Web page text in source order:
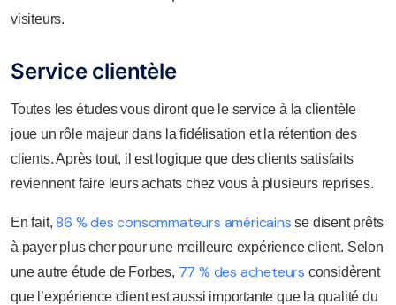
visiteurs.
Service clientèle
Toutes les études vous diront que le service à la clientèle
joue un rôle majeur dans la fidélisation et la rétention des
clients. Après tout, il est logique que des clients satisfaits
reviennent faire leurs achats chez vous à plusieurs reprises.
En fait,86 % des consommateurs américains se disent prêts
à payer plus cher pour une meilleure expérience client. Selon
une autre étude de Forbes, 77 % des acheteurs considèrent
que l’expérience client est aussi importante que la qualité du